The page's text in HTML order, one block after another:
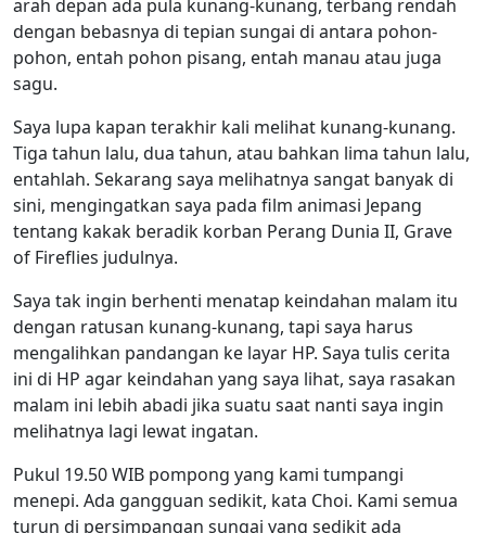
arah depan ada pula kunang-kunang, terbang rendah
dengan bebasnya di tepian sungai di antara pohon-
pohon, entah pohon pisang, entah manau atau juga
sagu.
Saya lupa kapan terakhir kali melihat kunang-kunang.
Tiga tahun lalu, dua tahun, atau bahkan lima tahun lalu,
entahlah. Sekarang saya melihatnya sangat banyak di
sini, mengingatkan saya pada film animasi Jepang
tentang kakak beradik korban Perang Dunia II, Grave
of Fireflies judulnya.
Saya tak ingin berhenti menatap keindahan malam itu
dengan ratusan kunang-kunang, tapi saya harus
mengalihkan pandangan ke layar HP. Saya tulis cerita
ini di HP agar keindahan yang saya lihat, saya rasakan
malam ini lebih abadi jika suatu saat nanti saya ingin
melihatnya lagi lewat ingatan.
Pukul 19.50 WIB pompong yang kami tumpangi
menepi. Ada gangguan sedikit, kata Choi. Kami semua
turun di persimpangan sungai yang sedikit ada